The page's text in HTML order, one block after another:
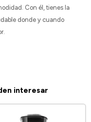
Con él, tienes la
donde y cuando
interesar